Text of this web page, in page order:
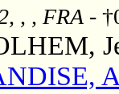
, , FRA -